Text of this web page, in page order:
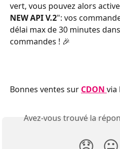
vert, vous pouvez alors
NEW API V.2": vos
délai max de 30 minutes
commandes ! 🎉
Bonnes ventes sur CDON via
Avez-vous trouvé la